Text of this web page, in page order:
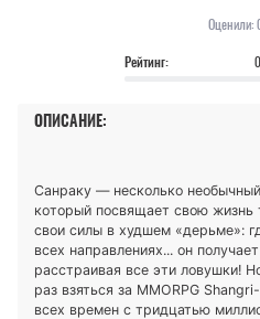
Оценили:
Рейтинг:
ОПИСАНИЕ:
Санраку — несколько
который посвящает свою жизнь
свои силы в худшем «дерьме»:
всех направлениях... он
расстраивая все эти ловушки!
раз взяться за MMORPG
всех времен с тридцатью